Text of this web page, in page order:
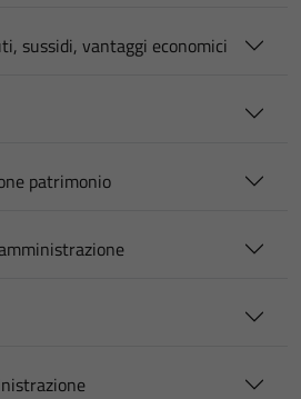
sussidi, vantaggi economici
patrimonio